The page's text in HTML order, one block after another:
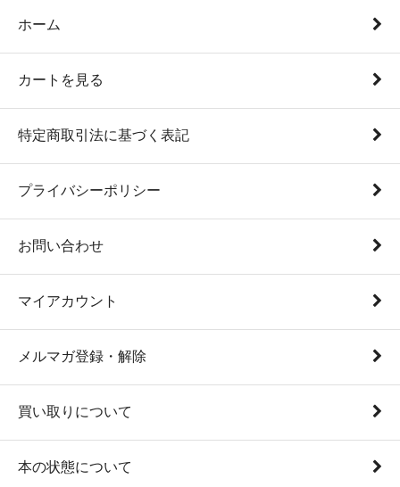
ホーム
カートを見る
特定商取引法に基づく表記
プライバシーポリシー
お問い合わせ
マイアカウント
メルマガ登録・解除
買い取りについて
本の状態について